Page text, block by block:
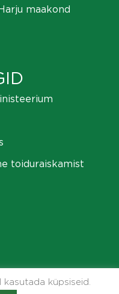
maakond
toiduraiskamist
küpsiseid.